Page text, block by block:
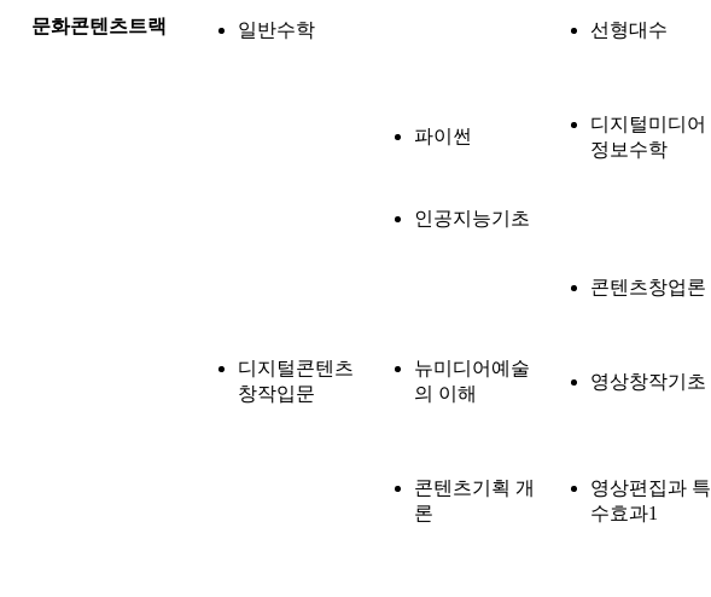
문화콘텐츠트랙 일반수학 선형대수
파이썬
디지털미디어
정보수학
인공지능기초
콘텐츠창업론
디지털콘텐츠
창작입문
뉴미디어예술
의 이해
영상창작기초
콘텐츠기획 개
론
영상편집과 특
수효과1